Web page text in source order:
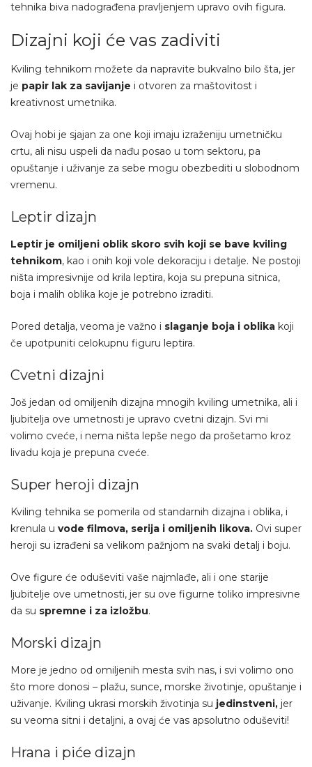
tehnika biva nadograđena pravljenjem upravo ovih figura.
Dizajni koji će vas zadiviti
Kviling tehnikom možete da napravite bukvalno bilo šta, jer
je papir lak za savijanje i otvoren za maštovitost i
kreativnost umetnika.
Ovaj hobi je sjajan za one koji imaju izraženiju umetničku
crtu, ali nisu uspeli da nađu posao u tom sektoru, pa
opuštanje i uživanje za sebe mogu obezbediti u slobodnom
vremenu.
Leptir dizajn
Leptir je omiljeni oblik skoro svih koji se bave kviling
tehnikom, kao i onih koji vole dekoraciju i detalje. Ne postoji
ništa impresivnije od krila leptira, koja su prepuna sitnica,
boja i malih oblika koje je potrebno izraditi.
Pored detalja, veoma je važno i slaganje boja i oblika koji
če upotpuniti celokupnu figuru leptira.
Cvetni dizajni
Još jedan od omiljenih dizajna mnogih kviling umetnika, ali i
ljubitelja ove umetnosti je upravo cvetni dizajn. Svi mi
volimo cveće, i nema ništa lepše nego da prošetamo kroz
livadu koja je prepuna cveće.
Super heroji dizajn
Kviling tehnika se pomerila od standarnih dizajna i oblika, i
krenula u vode filmova, serija i omiljenih likova. Ovi super
heroji su izrađeni sa velikom pažnjom na svaki detalj i boju.
Ove figure će oduševiti vaše najmlađe, ali i one starije
ljubitelje ove umetnosti, jer su ove figurne toliko impresivne
da su spremne i za izložbu.
Morski dizajn
More je jedno od omiljenih mesta svih nas, i svi volimo ono
što more donosi – plažu, sunce, morske životinje, opuštanje i
uživanje. Kviling ukrasi morskih životinja su jedinstveni, jer
su veoma sitni i detaljni, a ovaj će vas apsolutno oduševiti!
Hrana i piće dizajn